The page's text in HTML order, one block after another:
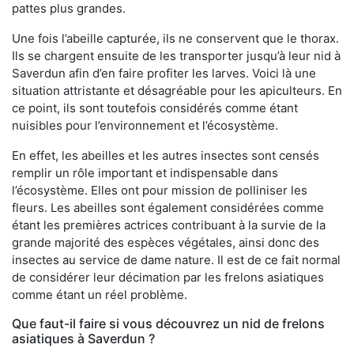
pattes plus grandes.
Une fois l’abeille capturée, ils ne conservent que le thorax.
Ils se chargent ensuite de les transporter jusqu’à leur nid à
Saverdun afin d’en faire profiter les larves. Voici là une
situation attristante et désagréable pour les apiculteurs. En
ce point, ils sont toutefois considérés comme étant
nuisibles pour l’environnement et l’écosystème.
En effet, les abeilles et les autres insectes sont censés
remplir un rôle important et indispensable dans
l’écosystème. Elles ont pour mission de polliniser les
fleurs. Les abeilles sont également considérées comme
étant les premières actrices contribuant à la survie de la
grande majorité des espèces végétales, ainsi donc des
insectes au service de dame nature. Il est de ce fait normal
de considérer leur décimation par les frelons asiatiques
comme étant un réel problème.
Que faut-il faire si vous découvrez un nid de frelons
asiatiques à Saverdun ?